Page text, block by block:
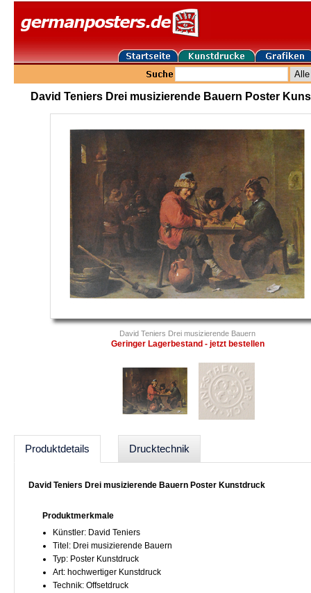
David Teniers Drei musizierende Bauern Poster
David Teniers Drei musizierende Bauern
Geringer Lagerbestand - jetzt bestellen
Produktdetails Drucktechnik
David Teniers Drei musizierende Bauern Poster Kunstdruck
Produktmerkmale
Künstler: David Teniers
Titel: Drei musizierende Bauern
Typ: Poster Kunstdruck
Art: hochwertiger Kunstdruck
Technik: Offsetdruck